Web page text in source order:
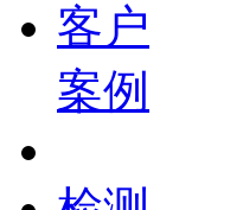
客户
案例